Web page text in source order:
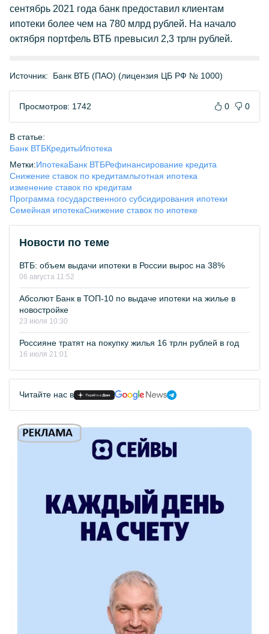
сентябрь 2021 года банк предоставил клиентам
ипотеки более чем на 780 млрд рублей. На начало
октября портфель ВТБ превысил 2,3 трлн рублей.
Источник: Банк ВТБ (ПАО) (лицензия ЦБ РФ № 1000)
Просмотров: 1742 0 0
В статье:
Банк ВТБКредитыИпотека
Метки:ИпотекаБанк ВТБРефинансирование кредита
Снижение ставок по кредитамльготная ипотека
изменение ставок по кредитам
Программа государственного субсидирования ипотеки
Семейная ипотекаСнижение ставок по ипотеке
Новости по теме
ВТБ: объем выдачи ипотеки в России вырос на 38%
06 августа 11:52
Абсолют Банк в ТОП-10 по выдаче ипотеки на жилье в
новостройке
23 июля 10:30
Россияне тратят на покупку жилья 16 трлн рублей в год
16 июля 21:01
Читайте нас в